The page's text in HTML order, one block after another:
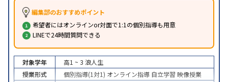
編集部のおすすめポイント
希望者にはオンラインor対面で1:1の個別指導も用意
LINEで24時間質問できる
対象学年 高1 ~ 3 浪人生
授業形式
個別指導(1対1) オンライン指導 自立学習 映像授業